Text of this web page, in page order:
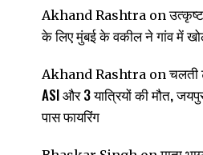
Akhand Rashtraon
के लिए मुंबई के वकील ने गांव में
Akhand Rashtraonचलती
ASI और 3 यात्रियों की मौत,
पास फायरिंग